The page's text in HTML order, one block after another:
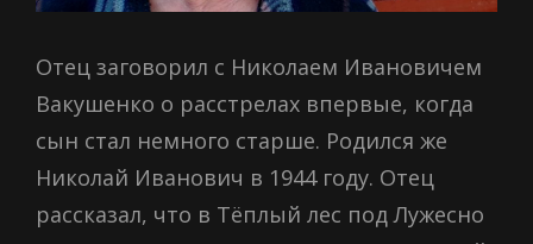
Отец заговорил с Николаем Ивановичем
Вакушенко о расстрелах впервые, когда
сын стал немного старше. Родился же
Николай Иванович в 1944 году. Отец
рассказал, что в Тёплый лес под Лужесно